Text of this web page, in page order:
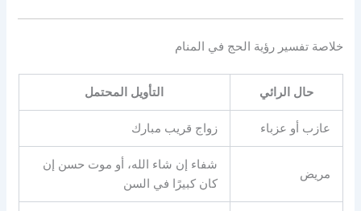
خلاصة تفسير رؤية الحج في المنام
حال الرائي التأويل المحتمل
عازب أو عزباء زواج قريب مبارك
مريض
شفاء إن شاء الله، أو موت حسن إن
كان كبيرًا في السن